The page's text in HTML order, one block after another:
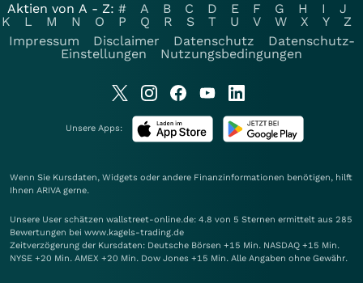
Aktien von A - Z: # A B C D E F G H I
J
K
L M N O P Q R S T U V W X Y
Z
Impressum
Disclaimer Datenschutz
Datenschutz-
Einstellungen
Nutzungsbedingungen
Unsere Apps:
Wenn Sie Kursdaten, Widgets oder andere Finanzinformationen benötigen, hilft
Ihnen ARIVA gerne.
Unsere User schätzen wallstreet-online.de: 4.8 von 5 Sternen ermittelt aus 285
Bewertungen bei www.kagels-trading.de
Zeitverzögerung der Kursdaten: Deutsche Börsen +15 Min. NASDAQ +15 Min.
NYSE +20 Min. AMEX +20 Min. Dow Jones +15 Min. Alle Angaben ohne Gewähr.